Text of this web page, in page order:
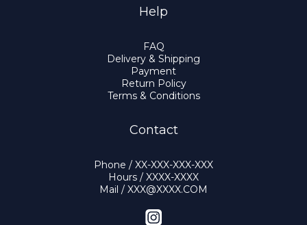
Help
FAQ
Delivery & Shipping
Payment
Return Policy
Terms & Conditions
Contact
Phone / XX-XXX-XXX-XXX
Hours / XXXX-XXXX
Mail / XXX@XXXX.COM